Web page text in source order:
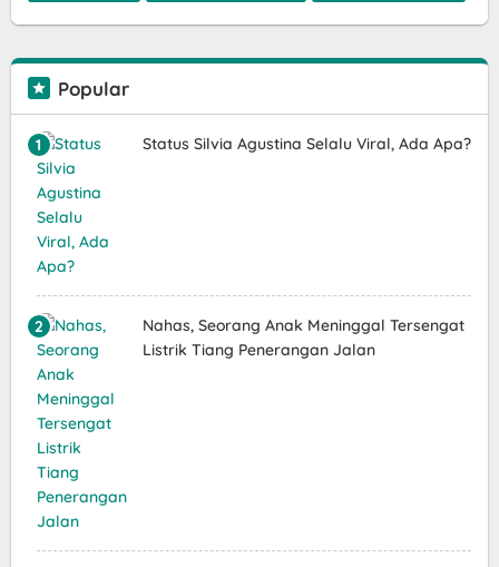
Popular
Status Silvia Agustina Selalu Viral, Ada Apa?
Nahas, Seorang Anak Meninggal Tersengat
Listrik Tiang Penerangan Jalan